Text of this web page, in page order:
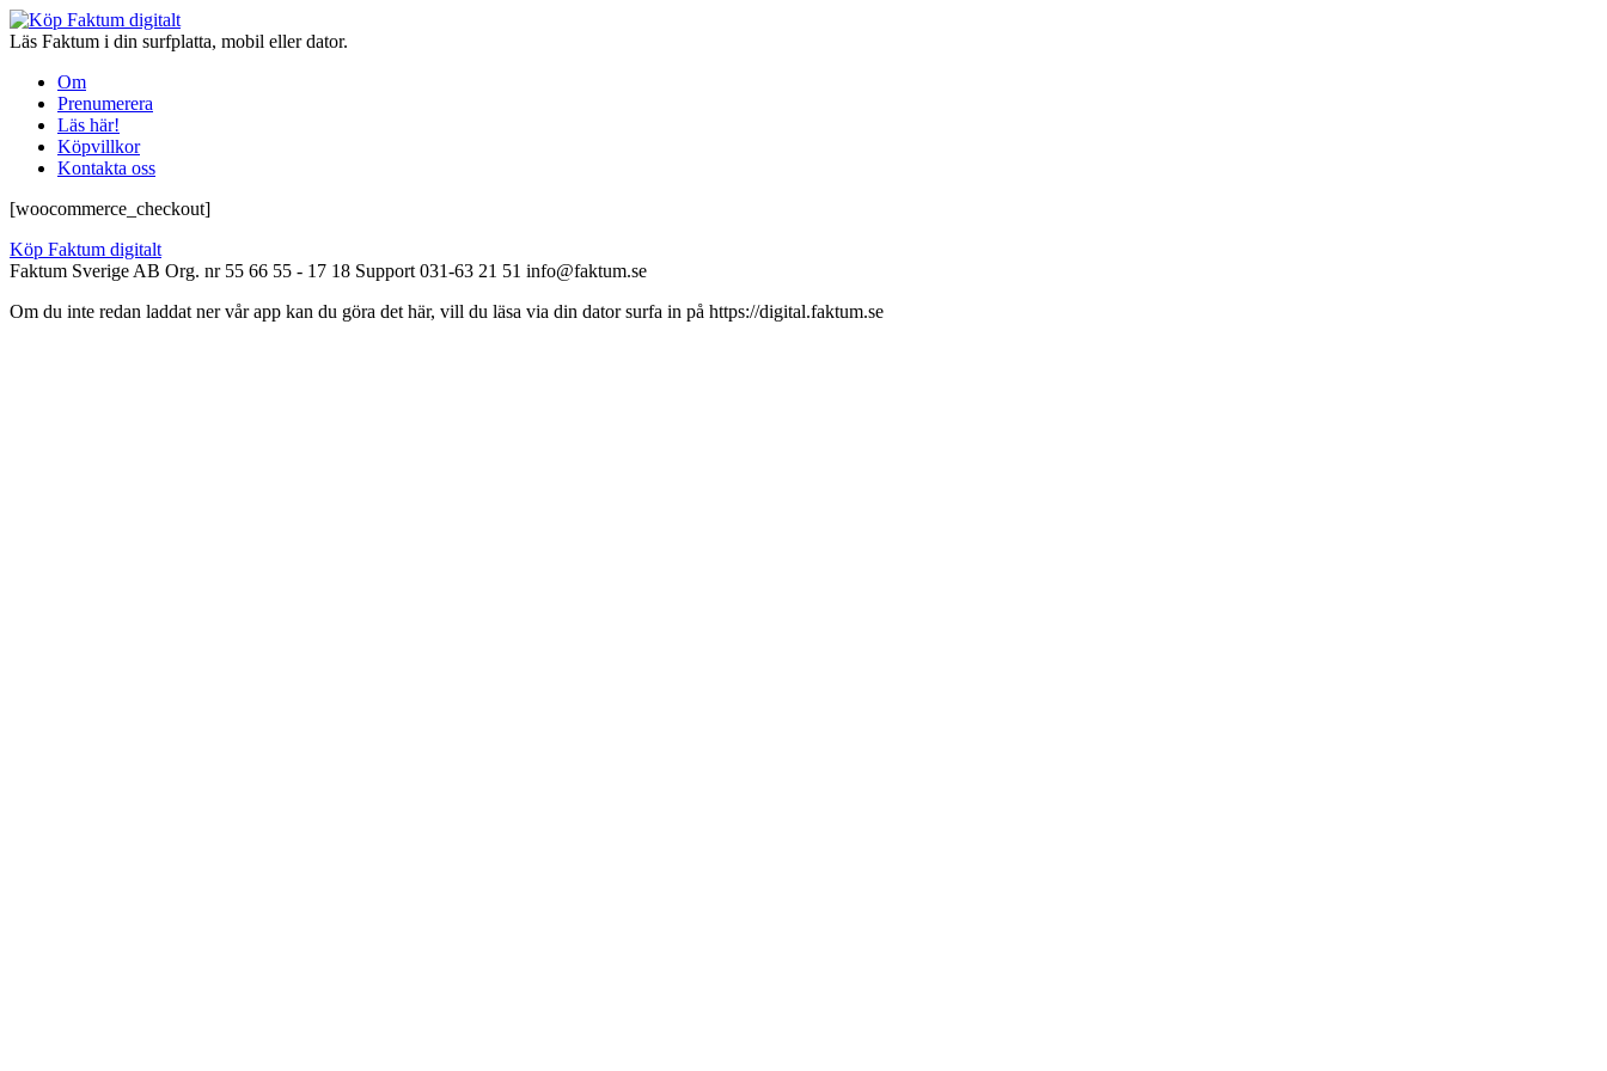
Läs Faktum i din surfplatta, mobil eller dator.
Om
Prenumerera
Läs här!
Köpvillkor
Kontakta oss
[woocommerce_checkout]
Köp Faktum digitalt
Faktum Sverige AB Org. nr 55 66 55 - 17 18 Support 031-63 21 51 info@faktum.se
Om du inte redan laddat ner vår app kan du göra det här, vill du läsa via din dator surfa in på https://digital.faktum.se